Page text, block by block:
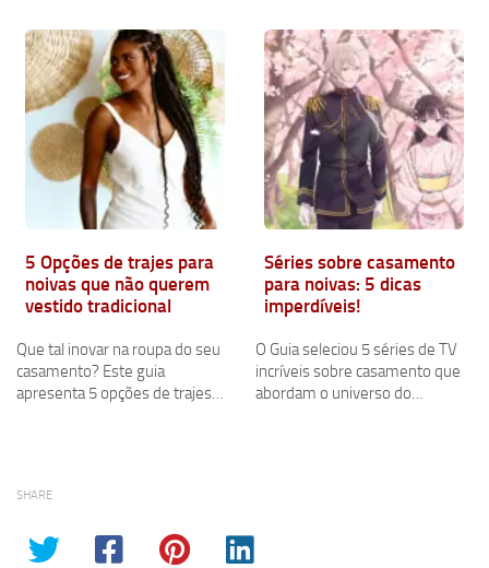
5 Opções de trajes para
noivas que não querem
vestido tradicional
Que tal inovar na roupa do seu
casamento? Este guia
apresenta 5 opções de trajes…
Séries sobre casamento
para noivas: 5 dicas
imperdíveis!
O Guia seleciou 5 séries de TV
incríveis sobre casamento que
abordam o universo do…
SHARE